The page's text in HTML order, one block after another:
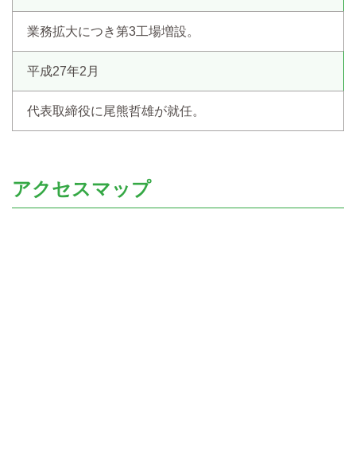
業務拡大につき第3工場増設。
平成27年2月
代表取締役に尾熊哲雄が就任。
アクセスマップ